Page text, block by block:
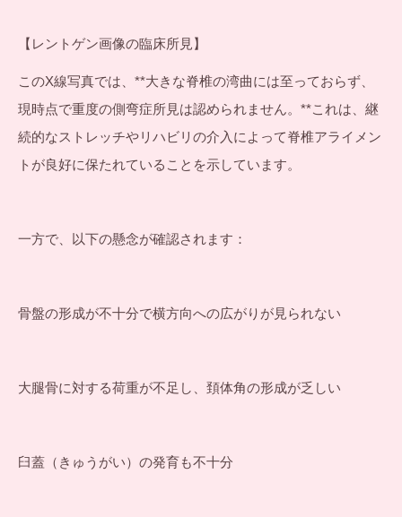
【レントゲン画像の臨床所見】
このX線写真では、**大きな脊椎の湾曲には至っておらず、
現時点で重度の側弯症所見は認められません。**これは、継
続的なストレッチやリハビリの介入によって脊椎アライメン
トが良好に保たれていることを示しています。
一方で、以下の懸念が確認されます：
骨盤の形成が不十分で横方向への広がりが見られない
大腿骨に対する荷重が不足し、頚体角の形成が乏しい
臼蓋（きゅうがい）の発育も不十分